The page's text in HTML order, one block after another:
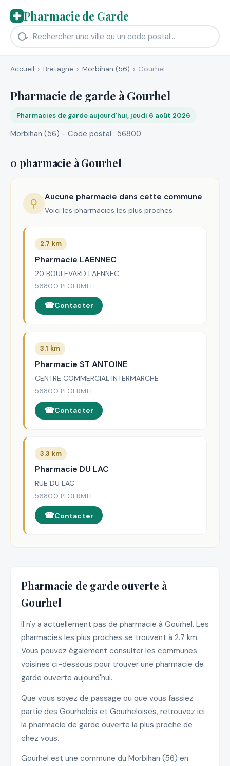
Pharmacie de Garde
Accueil Bretagne Morbihan (56) Gourhel
Pharmacie de garde à Gourhel
Pharmacies de garde aujourd'hui, jeudi 6 août 2026
Morbihan (56) - Code postal : 56800
0 pharmacie à Gourhel
⚲ Aucune pharmacie dans cette commune
Voici les pharmacies les plus proches
2.7 km
Pharmacie LAENNEC
20 BOULEVARD LAENNEC
56800 PLOERMEL
Contacter
3.1 km
Pharmacie ST ANTOINE
CENTRE COMMERCIAL INTERMARCHE
56800 PLOERMEL
Contacter
3.3 km
Pharmacie DU LAC
RUE DU LAC
56800 PLOERMEL
Contacter
Pharmacie de garde ouverte à
Gourhel
Il n'y a actuellement pas de pharmacie à Gourhel. Les
pharmacies les plus proches se trouvent à 2.7 km.
Vous pouvez également consulter les communes
voisines ci-dessous pour trouver une pharmacie de
garde ouverte aujourd'hui.
Que vous soyez de passage ou que vous fassiez
partie des Gourhelois et Gourheloises, retrouvez ici
la pharmacie de garde ouverte la plus proche de
chez vous.
Gourhel est une commune du Morbihan (56) en